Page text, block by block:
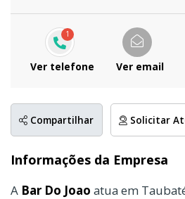
1
Ver telefone Ver email
Compartilhar Solicitar
Informações da Empresa
A Bar Do Joao atua em